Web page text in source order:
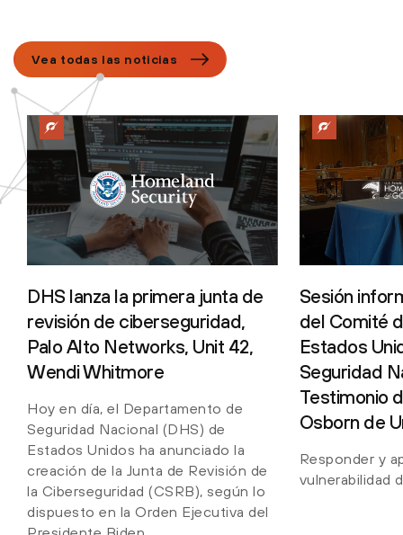
Vea todas las noticias
DHS lanza la primera junta de
revisión de ciberseguridad,
Palo Alto Networks, Unit 42,
Wendi Whitmore
Hoy en día, el Departamento de
Seguridad Nacional (DHS) de
Estados Unidos ha anunciado la
creación de la Junta de Revisión de
la Ciberseguridad (CSRB), según lo
dispuesto en la Orden Ejecutiva del
Sesión
del Comité
Estados
Seguridad
Testimonio
Osborn de
Responder y
vulnerabilidad